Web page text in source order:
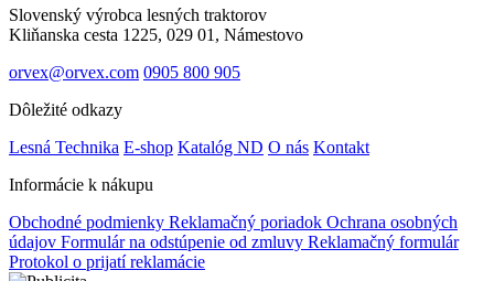
Slovenský výrobca lesných traktorov
Kliňanska cesta 1225, 029 01, Námestovo
orvex@orvex.com 0905 800 905
Dôležité odkazy
Lesná Technika E-shop Katalóg ND O nás Kontakt
Informácie k nákupu
Obchodné podmienky Reklamačný poriadok Ochrana osobných
údajov Formulár na odstúpenie od zmluvy Reklamačný formulár
Protokol o prijatí reklamácie